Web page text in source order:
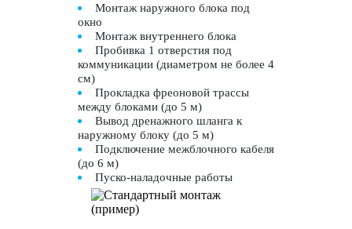
Монтаж наружного блока под
окно
Монтаж внутреннего блока
Пробивка 1 отверстия под
коммуникации (диаметром не более 4
см)
Прокладка фреоновой трассы
между блоками (до 5 м)
Вывод дренажного шланга к
наружному блоку (до 5 м)
Подключение межблочного кабеля
(до 6 м)
Пуско-наладочные работы